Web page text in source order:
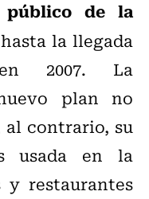
de la
hasta la llegada
2007. La
plan no
contrario, su
usada en la
y restaurantes